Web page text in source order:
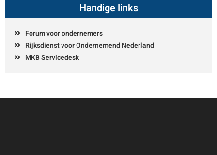
Handige links
Forum voor ondernemers
Rijksdienst voor Ondernemend Nederland
MKB Servicedesk